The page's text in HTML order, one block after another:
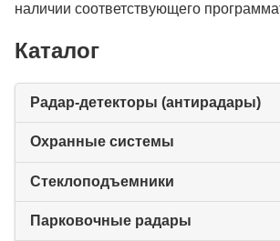
наличии соответствующего
Каталог
Радар-детекторы (антирадары)
Охранные системы
Стеклоподъемники
Парковочные радары